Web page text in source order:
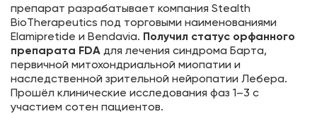
препарат разрабатывает компания Stealth
BioTherapeutics под торговыми наименованиями
Elamipretide и Bendavia. Получил статус орфанного
препарата FDA для лечения синдрома Барта,
первичной митохондриальной миопатии и
наследственной зрительной нейропатии Лебера.
Прошёл клинические исследования фаз 1–3 с
участием сотен пациентов.